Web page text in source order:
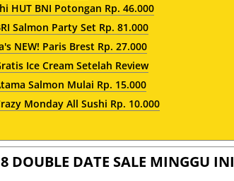
HUT BNI Potongan Rp. 46.000
Salmon Party Set Rp. 81.000
NEW! Paris Brest Rp. 27.000
Ice Cream Setelah Review
Salmon Mulai Rp. 15.000
Monday All Sushi Rp. 10.000
DOUBLE DATE SALE MINGGU INI